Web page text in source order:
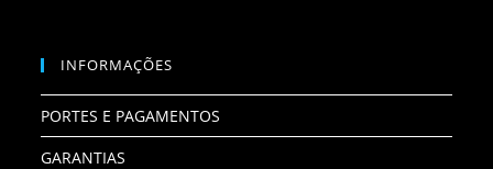
INFORMAÇÕES
PORTES E PAGAMENTOS
GARANTIAS